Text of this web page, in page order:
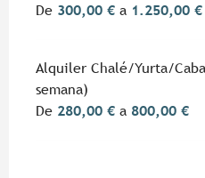
De 300,00 € a 1.250,00 €
Alquiler Chalé/Yurta/
semana)
De 280,00 € a 800,00 €